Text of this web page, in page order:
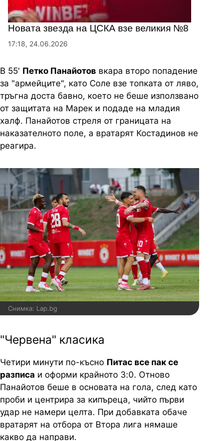
Новата звезда на ЦСКА взе великия №8
17:18, 24.06.2026
В 55' Петко Панайотов вкара второ попадение
за "армейците", като Соле взе топката от ляво,
тръгна доста бавно, което не беше използвано
от защитата на Марек и подаде на младия
халф. Панайотов стреля от границата на
наказателното поле, а вратарят Костадинов не
реагира.
Снимка: Lap.bg
"Червена" класика
Четири минути по-късно Питас все пак се
разписа и оформи крайното 3:0. Отново
Панайотов беше в основата на гола, след като
проби и центрира за кипъреца, чийто първи
удар не намери целта. При добавката обаче
вратарят на отбора от Втора лига нямаше
какво да направи.